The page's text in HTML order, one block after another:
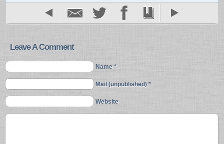
Leave A Comment
Name *
Mail (unpublished) *
Website